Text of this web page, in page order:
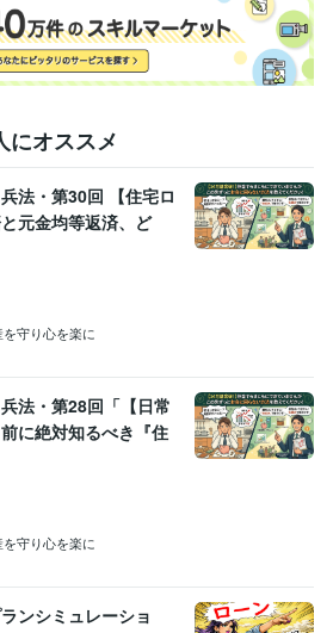
にオススメ
法・第30回 【住宅ロ
元金均等返済、ど
守り心を楽に
法・第28回「【日常
に絶対知るべき『住
守り心を楽に
ンシミュレーショ